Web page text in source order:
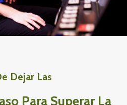
Dejar Las
Para Superar La